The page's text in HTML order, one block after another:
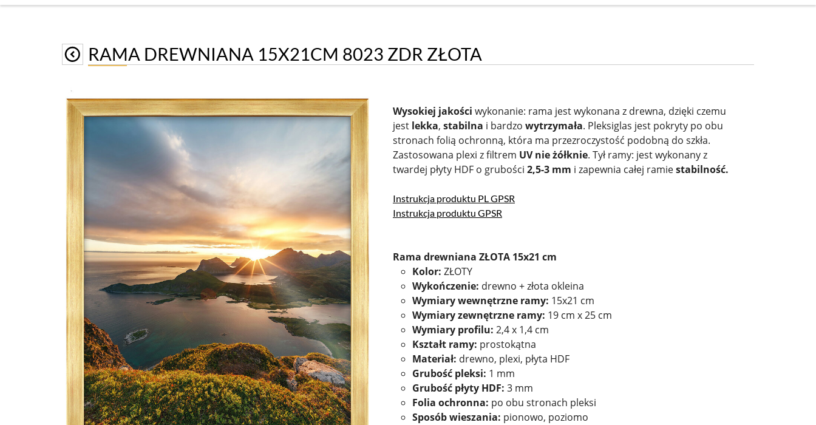
RAMA DREWNIANA 15X21CM 8023 ZDR ZŁOTA
Wysokiej jakości wykonanie: rama jest wykonana z drewna, dzięki czemu
jest lekka, stabilna i bardzo wytrzymała. Pleksiglas jest pokryty po obu
stronach folią ochronną, która ma przezroczystość podobną do szkła.
Zastosowana plexi z filtrem UV nie żółknie. Tył ramy: jest wykonany z
twardej płyty HDF o grubości 2,5-3 mm i zapewnia całej ramiestabilność.
Instrukcja produktu PL GPSR
Instrukcja produktu GPSR
Rama drewniana ZŁOTA 15x21 cm
Kolor: ZŁOTY
Wykończenie: drewno + złota okleina
Wymiary wewnętrzne ramy: 15x21 cm
Wymiary zewnętrzne ramy: 19 cm x 25 cm
Wymiary profilu: 2,4 x 1,4 cm
Kształt ramy: prostokątna
Materiał: drewno, plexi, płyta HDF
Grubość pleksi: 1 mm
Grubość płyty HDF: 3 mm
Folia ochronna: po obu stronach pleksi
Sposób wieszania: pionowo, poziomo